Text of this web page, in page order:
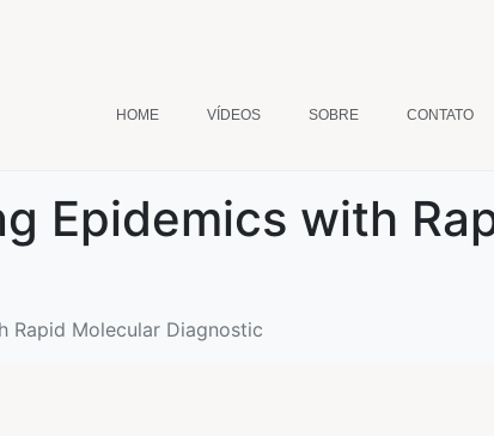
HOME VÍDEOS SOBRE CONTATO
Epidemics with
Rapid Molecular Diagnostic